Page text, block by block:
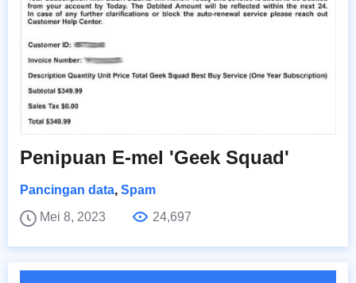
Penipuan E-mel 'Geek Squad'
Pancingan data, Spam
Mei 8, 2023
24,697